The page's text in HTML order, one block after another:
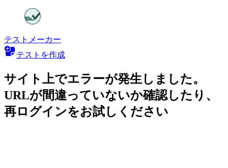
テストメーカー
テストを作成
サイト上でエラーが発生しました。
URLが間違っていないか確認したり、
再ログインをお試しください